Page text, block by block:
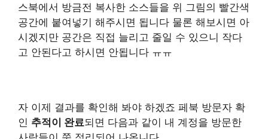
스북에서 방금전 복사한 소스들을 위 그림의 빨간색
공간에 붙여넣기 해주시면 됩니다 물론 해보시면 아
시겠지만 공간은 직접 늘리고 줄일 수 있으니 작다
고 안된다고 하시면 안됩니다 ㅠㅠ
자 이제 결과를 확인해 봐야 하겠죠 페북 방문자 확
인 추적이 완료되면 다음과 같이 내 계정을 방문한